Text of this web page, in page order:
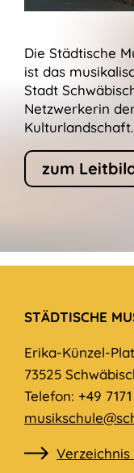
Die Städtische
ist das
Stadt
Netzwerkerin
Kulturlandschaft.
zum
STÄDTISCHE
Erika-Künzel-
73525
Telefon: +49